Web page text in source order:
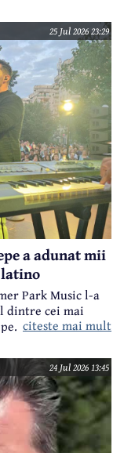
25 Jul 2026 23:29
a adunat mii
Park Music l-a
dintre cei mai
citeste mai mult
24 Jul 2026 13:45